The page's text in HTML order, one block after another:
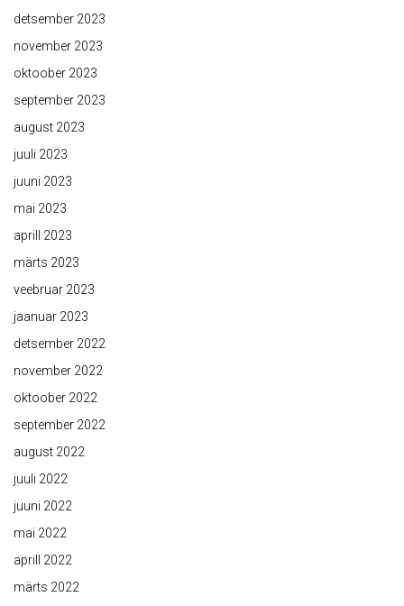
detsember 2023
november 2023
oktoober 2023
september 2023
august 2023
juuli 2023
juuni 2023
mai 2023
aprill 2023
märts 2023
veebruar 2023
jaanuar 2023
detsember 2022
november 2022
oktoober 2022
september 2022
august 2022
juuli 2022
juuni 2022
mai 2022
aprill 2022
märts 2022